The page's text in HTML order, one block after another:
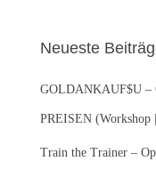
n
a
c
:
Neueste
GOLDANKAUF$U
PREISEN (Workshop
Train the Trainer –